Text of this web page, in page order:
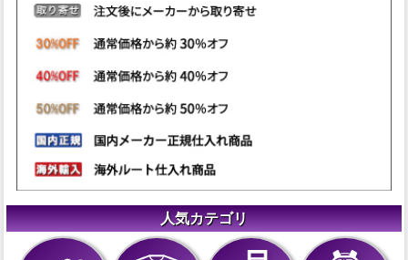
人気カテゴリ